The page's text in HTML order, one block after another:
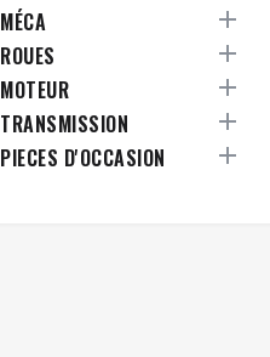
MÉCA

ROUES

MOTEUR

TRANSMISSION

PIECES D'OCCASION
